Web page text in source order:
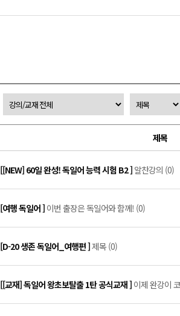
제목
[[NEW] 60일 완성! 독일어 능력 시험 B2 ] 알찬강의 (0)
[여행 독일어 ] 이번 출장은 독일어와 함께! (0)
[D-20 생존 독일어_여행편 ]제목 (0)
[[교재] 독일어 왕초보탈출 1탄 공식교재 ] 이제 완강이